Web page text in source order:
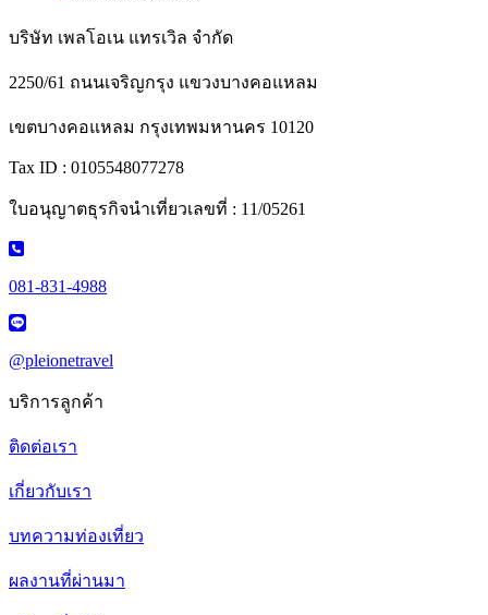
บริษัท เพลโอเน แทรเวิล จำกัด
2250/61 ถนนเจริญกรุง แขวงบางคอแหลม
เขตบางคอแหลม กรุงเทพมหานคร 10120
Tax ID : 0105548077278
ใบอนุญาตธุรกิจนำเที่ยวเลขที่ : 11/05261
081-831-4988
@pleionetravel
บริการลูกค้า
ติดต่อเรา
เกี่ยวกับเรา
บทความท่องเที่ยว
ผลงานที่ผ่านมา